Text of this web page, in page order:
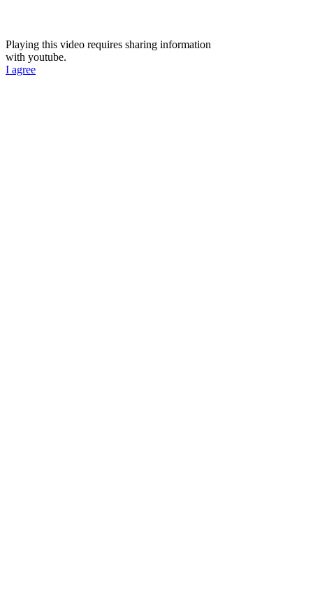
Playing this video requires sharing information
with youtube.
I agree